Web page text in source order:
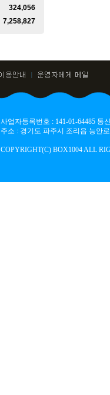
324,056
7,258,827
사업자등록번호 : 141-01-64485
주소 : 경기도 파주시 조리읍 능안
COPYRIGHT(C) BOX1004 ALL